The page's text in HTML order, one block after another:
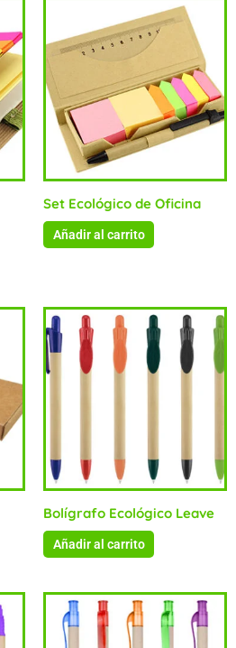
Set Ecológico de Oficina
Añadir al carrito
Bolígrafo Ecológico Leave
Añadir al carrito